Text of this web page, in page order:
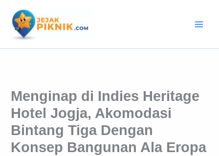
konten
Menginap di Indies Heritage
Hotel Jogja, Akomodasi
Bintang Tiga Dengan
Konsep Bangunan Ala Eropa